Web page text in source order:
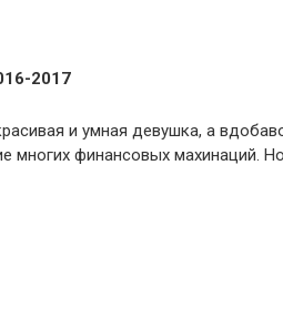
2017
и умная девушка, а
многих финансовых махинаций.